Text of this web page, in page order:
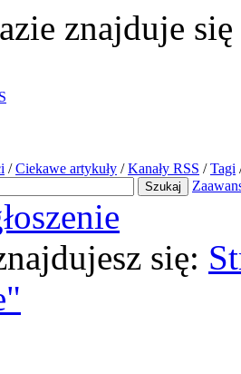
znajduje się
/ Ciekawe artykuły / Kanały RSS / Tagi
się: